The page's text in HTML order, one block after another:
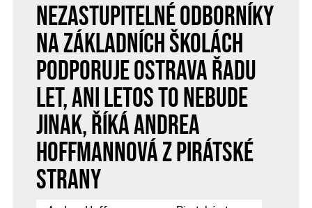
Nezastupitelné odborníky
na základních školách
podporuje Ostrava řadu
let, ani letos to nebude
jinak, říká Andrea
Hoffmannová z Pirátské
strany